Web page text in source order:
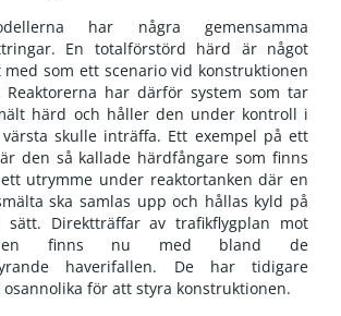
har några gemensamma
En totalförstörd härd är något
som ett scenario vid konstruktionen
Reaktorerna har därför system som tar
härd och håller den under kontroll i
skulle inträffa. Ett exempel på ett
den så kallade härdfångare som finns
ett utrymme under reaktortanken där en
ska samlas upp och hållas kyld på
sätt. Direktträffar av trafikflygplan mot
finns nu med bland de
haverifallen. De har tidigare
för att styra konstruktionen.